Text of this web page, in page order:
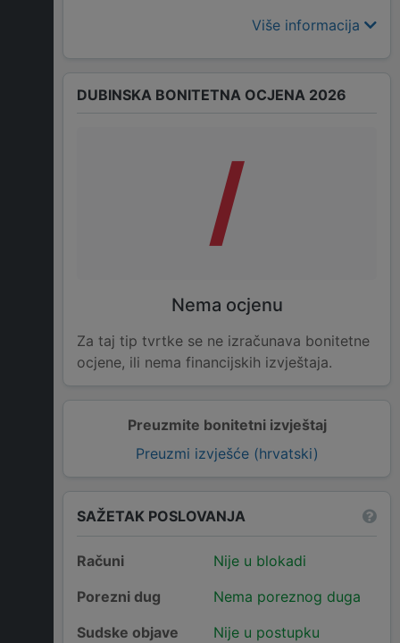
Više informacija
Preuzmite bonitetni izvještaj
Preuzmi izvješće (hrvatski)
DUBINSKA BONITETNA OCJENA 2026
/
Nema ocjenu
Za taj tip tvrtke se ne izračunava bonitetne
ocjene, ili nema financijskih izvještaja.
SAŽETAK POSLOVANJA
Računi
Nije u blokadi
Porezni dug
Nema poreznog duga
Sudske objave
Nije u postupku